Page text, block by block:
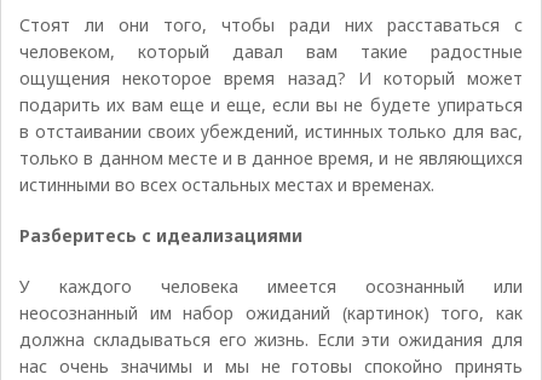
Стоят ли они того, чтобы ради них расставаться с
человеком, который давал вам такие радостные
ощущения некоторое время назад? И который может
подарить их вам еще и еще, если вы не будете упираться
в отстаивании своих убеждений, истинных только для вас,
только в данном месте и в данное время, и не являющихся
истинными во всех остальных местах и временах.
Разберитесь с идеализациями
У каждого человека имеется осознанный или
неосознанный им набор ожиданий (картинок) того, как
должна складываться его жизнь. Если эти ожидания для
нас очень значимы и мы не готовы спокойно принять